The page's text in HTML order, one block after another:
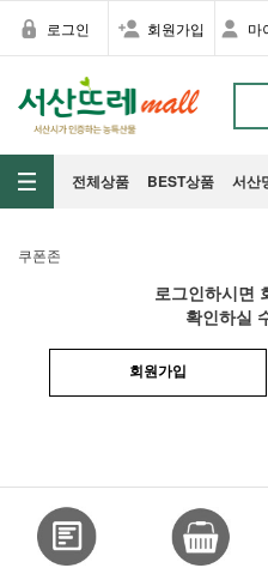
로그인 회원가입 마
전체상품 BEST상품 서산
쿠폰존
로그인하시면
확인하실
회원가입